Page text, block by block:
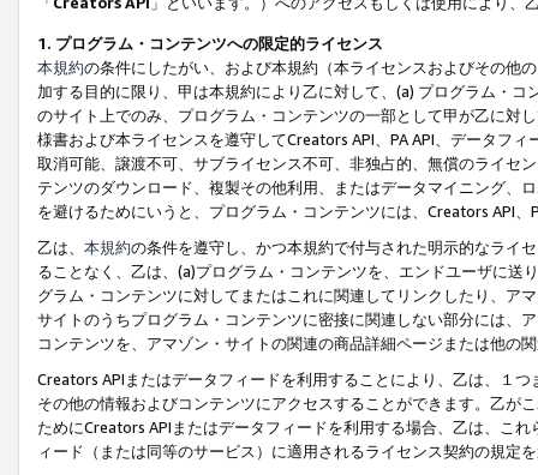
1. プログラム・コンテンツへの限定的ライセンス
本規約の条件にしたがい、および本規約（本ライセンスおよびその他
加する目的に限り、甲は本規約により乙に対して、(a) プログラム・
のサイト上でのみ、プログラム・コンテンツの一部として甲が乙に対
様書および本ライセンスを遵守してCreators API、PA API、データフ
取消可能、譲渡不可、サブライセンス不可、非独占的、無償のライセ
テンツのダウンロード、複製その他利用、またはデータマイニング、
を避けるためにいうと、プログラム・コンテンツには、Creators API
乙は、 本規約の条件を遵守し、かつ本規約で付与された明示的なライ
ることなく、乙は、(a)プログラム・コンテンツを、エンドユーザに
グラム・コンテンツに対してまたはこれに関連してリンクしたり、ア
サイトのうちプログラム・コンテンツに密接に関連しない部分には、
コンテンツを、アマゾン・サイトの関連の商品詳細ページまたは他の
Creators APIまたはデータフィードを利用することにより、乙は、１
その他の情報およびコンテンツにアクセスすることができます。乙が
ためにCreators APIまたはデータフィードを利用する場合、乙は、こ
ィード（または同等のサービス）に適用されるライセンス契約の規定